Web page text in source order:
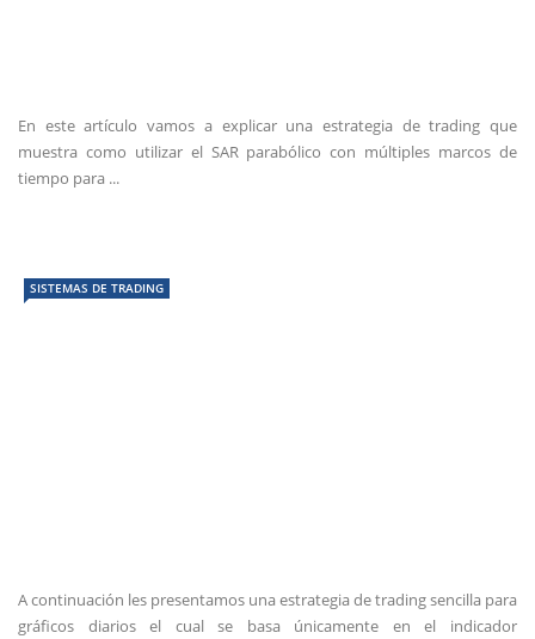
En este artículo vamos a explicar una estrategia de trading que
muestra como utilizar el SAR parabólico con múltiples marcos de
tiempo para ...
SISTEMAS DE TRADING
A continuación les presentamos una estrategia de trading sencilla para
gráficos diarios el cual se basa únicamente en el indicador